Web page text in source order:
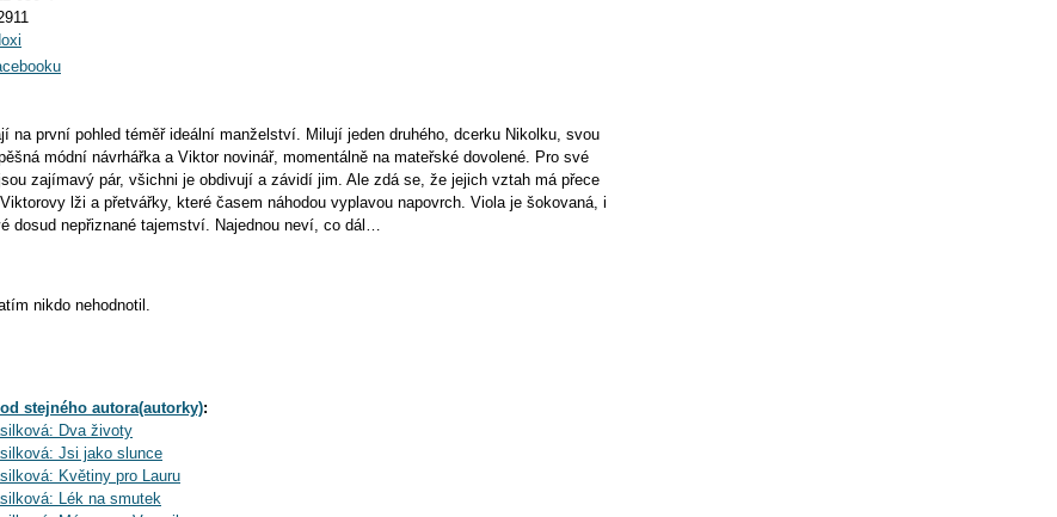
na první pohled téměř ideální manželství. Milují jeden druhého, dcerku Nikolku, svou
módní návrhářka a Viktor novinář, momentálně na mateřské dovolené. Pro své
zajímavý pár, všichni je obdivují a závidí jim. Ale zdá se, že jejich vztah má přece
lži a přetvářky, které časem náhodou vyplavou napovrch. Viola je šokovaná, i
dosud nepřiznané tajemství. Najednou neví, co dál…
nikdo nehodnotil.
stejného autora(autorky):
Dva životy
Jsi jako slunce
Květiny pro Lauru
Lék na smutek